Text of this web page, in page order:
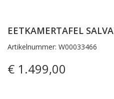
EETKAMERTAFEL
Artikelnummer: W00033466
€ 1.499,00